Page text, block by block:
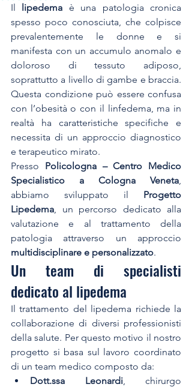
Il lipedema è una patologia cronica
spesso poco conosciuta, che colpisce
prevalentemente le donne e si
manifesta con un accumulo anomalo e
doloroso di tessuto adiposo,
soprattutto a livello di gambe e braccia.
Questa condizione può essere confusa
con l’obesità o con il linfedema, ma in
realtà ha caratteristiche specifiche e
necessita di un approccio diagnostico
e terapeutico mirato.
Presso Policologna – Centro Medico
Specialistico a Cologna Veneta,
abbiamo sviluppato il Progetto
Lipedema, un percorso dedicato alla
valutazione e al trattamento della
multidisciplinare e personalizzato.
Un team di specialisti
dedicato al lipedema
Il trattamento del lipedema richiede la
collaborazione di diversi professionisti
della salute. Per questo motivo il nostro
progetto si basa sul lavoro coordinato
di un team medico composto da:
Dott.ssa Leonardi, chirurgo